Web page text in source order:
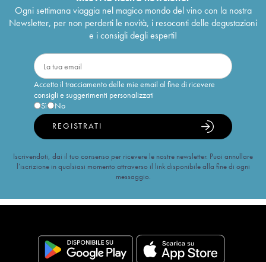
Ogni settimana viaggia nel magico mondo del vino con la nostra
Newsletter, per non perderti le novità, i resoconti delle degustazioni
e i consigli degli esperti!
Accetto il tracciamento delle mie email al fine di ricevere
consigli e suggerimenti personalizzati
Sì
No
REGISTRATI
Iscrivendoti, dai il tuo consenso per ricevere le nostre newsletter. Puoi annullare
l’iscrizione in qualsiasi momento attraverso il link disponibile alla fine di ogni
messaggio.